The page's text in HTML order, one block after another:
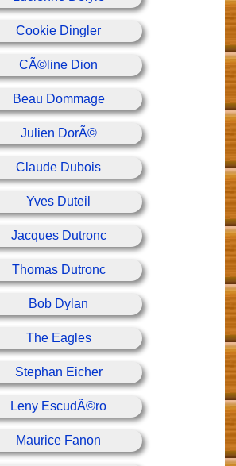
Cookie Dingler
CÃ©line Dion
Beau Dommage
Julien DorÃ©
Claude Dubois
Yves Duteil
Jacques Dutronc
Thomas Dutronc
Bob Dylan
The Eagles
Stephan Eicher
Leny EscudÃ©ro
Maurice Fanon